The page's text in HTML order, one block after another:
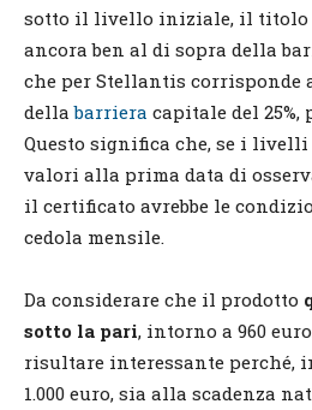
sotto il livello iniziale, il titolo
ancora ben al di sopra della
che per Stellantis corrisponde
dellabarriera capitale del 25%,
Questo significa che, se i
valori alla prima data di
il certificato avrebbe le
cedola mensile.
Da considerare che il prodotto
sotto la pari, intorno a 960
risultare interessante perché,
1.000 euro, sia alla scadenza